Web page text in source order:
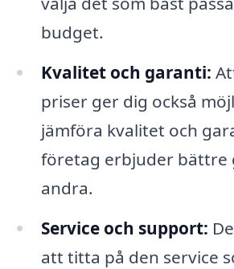
budget.
Kvalitet och garanti:
priser ger dig också
jämföra kvalitet och
företag erbjuder bättre
andra.
Service och support:
att titta på den service